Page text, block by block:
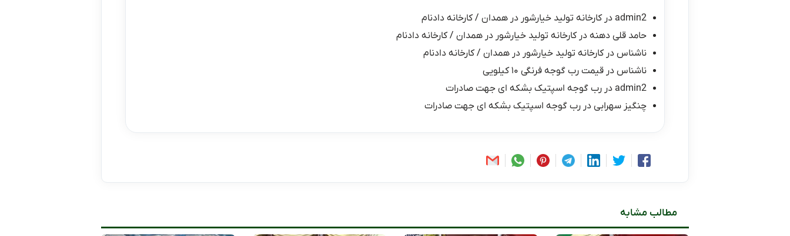
admin2 درکارخانه تولید خیارشور در همدان / کارخانه دادنام
حامد قلی دهنه درکارخانه تولید خیارشور در همدان / کارخانه دادنام
ناشناس درکارخانه تولید خیارشور در همدان / کارخانه دادنام
ناشناس در قیمت رب گوجه فرنگی ۱۰ کیلویی
admin2 در رب گوجه اسپتیک بشکه ای جهت صادرات
چنگیز سهرابی در رب گوجه اسپتیک بشکه ای جهت صادرات
مطالب مشابه